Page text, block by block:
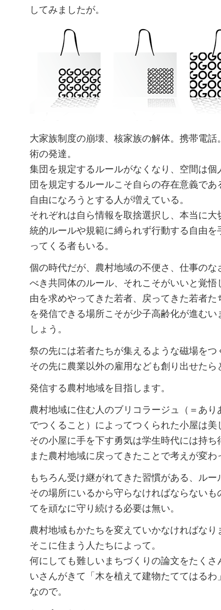
してみましたが。
大家族制度の崩壊、核家族の解体。携帯電話
術の発達。
集団を規定するルールがなくなり、空間は個
団を規定するルールこそ自らの存在意義で
自由になろうとする人が増えている。
それぞれは自ら情報を取捨選択し、本当に大
統的ルールや規範に縛られず行動する自由を
ってくる者もいる。
個の時代だが、農村地域の不便さ、仕事のな
べき共同体のルール、それこそがいいと覚悟
由を求めやってきた若者、戻ってきた若者た
を発信できる場所こそが少子高齢化が進む
しょう。
祭の先には若者たちが集えるような磁場をつ
その先に農業以外の雇用なども創り出せたら
発信する農村地域を目指します。
農村地域に住む人のブリコラージュ（＝あ
でつくること）によってつくられた小屋は美
その小屋に手を下す勇気は学生時代には持ち
また農村地域に戻ってきたことで考えが変
もちろん受け継がれてきた習慣がある、ルー
その場所にいるから守らなければならないも
てを頑なに守り続ける必要は無い。
農村地域もかたちを変えていかなければなり
そこに住まう人たちによって。
何にしても難しいまちづくりの論文をたくさ
いさんがきて「木を植えて建物たててはるわ
なので。